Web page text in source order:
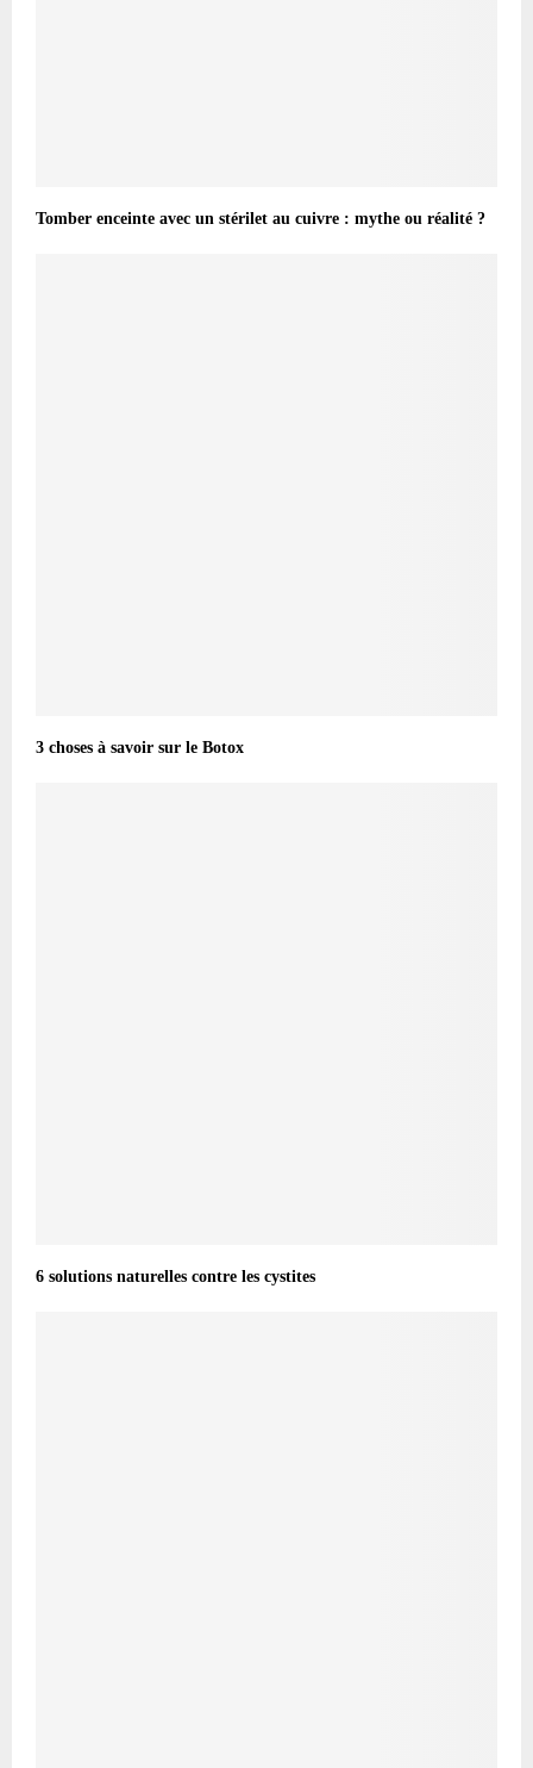
Tomber enceinte avec un stérilet au cuivre : mythe ou réalité ?
3 choses à savoir sur le Botox
6 solutions naturelles contre les cystites